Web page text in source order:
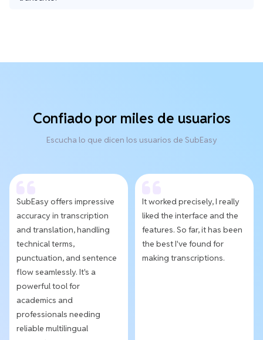
Confiado por miles de usuarios
Escucha lo que dicen los usuarios de SubEasy
SubEasy offers impressive
accuracy in transcription
and translation, handling
technical terms,
punctuation, and sentence
flow seamlessly. It's a
powerful tool for
academics and
professionals needing
reliable multilingual
It worked precisely, I really
liked the interface and the
features. So far, it has been
the best I've found for
making transcriptions.